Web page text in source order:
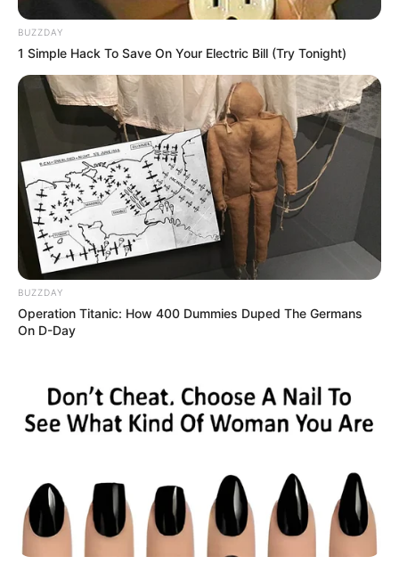
BUZZDAY
1 Simple Hack To Save On Your Electric Bill (Try Tonight)
BUZZDAY
Operation Titanic: How 400 Dummies Duped The Germans
On D-Day